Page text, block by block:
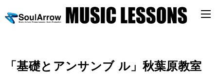
「基礎とアンサンブ ル」秋葉原教室